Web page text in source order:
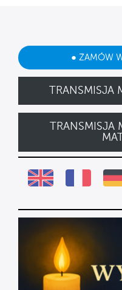
● ZAMÓW
TRANSMISJA
TRANSMISJA